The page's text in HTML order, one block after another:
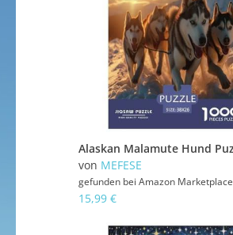
von MEFESE
gefunden bei Amazon Marketplace
15,99 €